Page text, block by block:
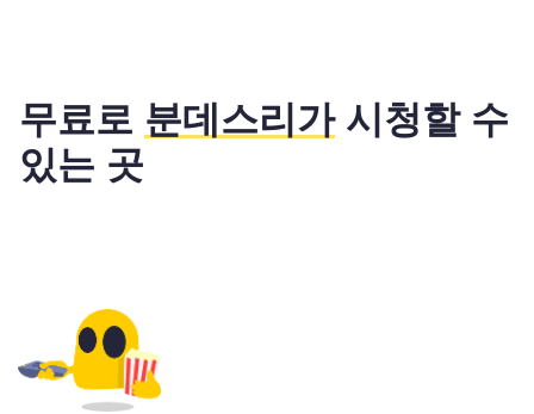
무료로 분데스리가시청할 수
있는 곳